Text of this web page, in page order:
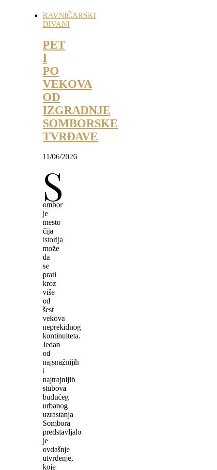
RAVNIČARSKI
DIVANI
PET
I
PO
VEKOVA
OD
IZGRADNJE
SOMBORSKE
TVRĐAVE
11/06/2026
S
ombor
je
mesto
čija
istorija
može
da
se
prati
kroz
više
od
šest
vekova
neprekidnog
kontinuiteta.
Jedan
od
najsnažnijih
i
najtrajnijih
stubova
budućeg
urbanog
uzrastanja
Sombora
predstavljalo
je
ovdašnje
utvrđenje,
koje